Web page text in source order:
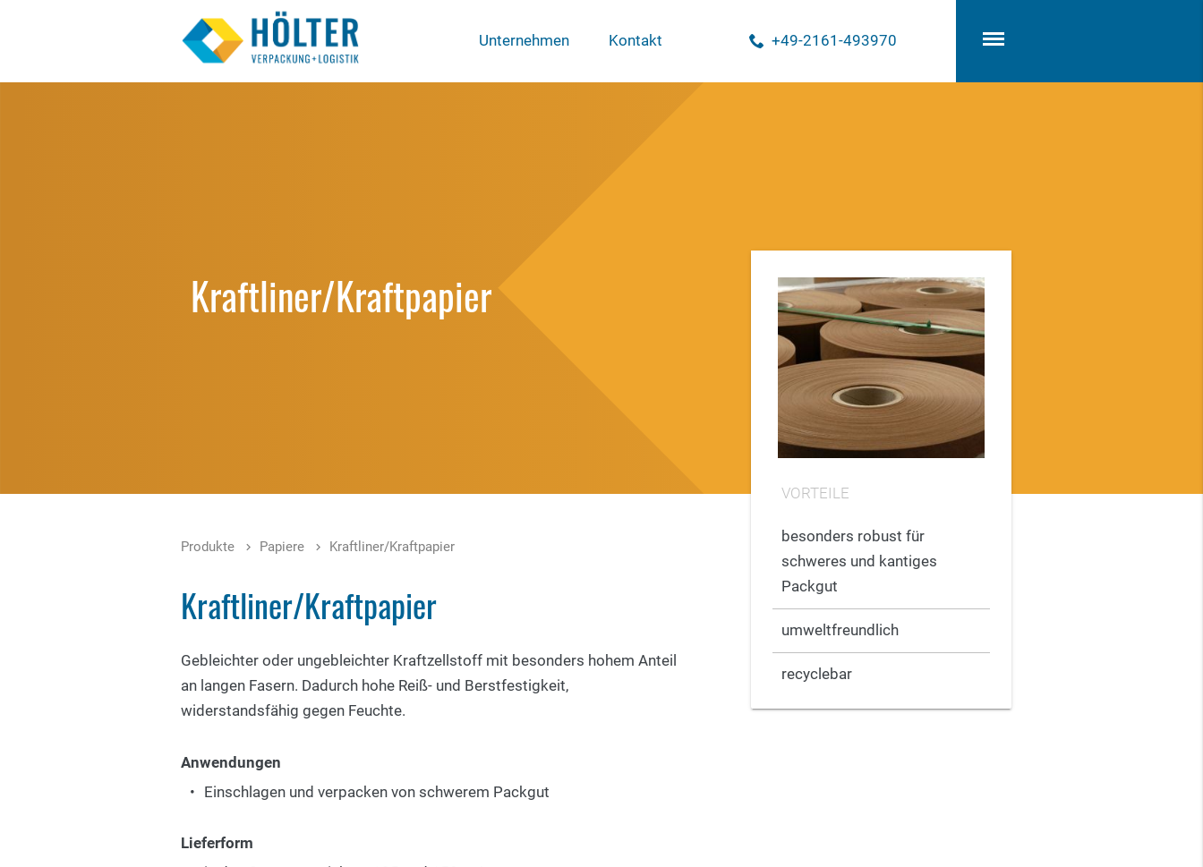
überspringen
Unternehmen Kontakt +49-2161-493970
Kraftliner/Kraftpapier
VORTEILE
besonders robust für
schweres und kantiges
Packgut
umweltfreundlich
recyclebar
Produkte Papiere Kraftliner/Kraftpapier
Kraftliner/Kraftpapier
Gebleichter oder ungebleichter Kraftzellstoff mit besonders hohem Anteil
an langen Fasern. Dadurch hohe Reiß- und Berstfestigkeit,
widerstandsfähig gegen Feuchte.
Anwendungen
Einschlagen und verpacken von schwerem Packgut
Lieferform